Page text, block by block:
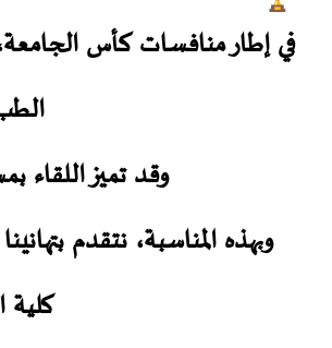
في إطار منافسات كأس
وقد تميز اللقاء
وبهذه المناسبة، نتقدم
كلية